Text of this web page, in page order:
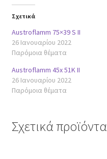
Σχετικά
Austroflamm 75×39 S II
26 Ιανουαρίου 2022
Παρόμοια θέματα
Austroflamm 45x 51K II
26 Ιανουαρίου 2022
Παρόμοια θέματα
Σχετικά προϊόντα